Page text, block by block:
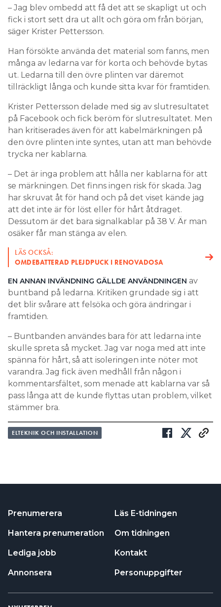
– Jag blev ombedd att få det att se skapligt ut och
fick i stort sett dra ut allt och göra om från början,
säger Krister Pettersson.
Han försökte använda det material som fanns, men
många av ledarna var för korta och behövde bytas
ut. Ledarna till den övre plinten var däremot
tillräckligt långa och kunde sitta kvar för framtiden.
Krister Pettersson delade med sig av slutresultatet
på Facebook och fick beröm för slutresultatet. Men
han kritiserades även för att kabelmärkningen på
den övre plinten inte syntes, utan att man behövde
trycka ner kablarna.
– Det är inga problem att hålla ner kablarna för att
se märkningen. Det finns ingen risk för skada. Jag
har skruvat åt för hand och på det viset kände jag
att det inte är för löst eller för hårt åtdraget.
Dessutom är det bara signalkablar på 38 V. Är man
osäker får man stänga av elen.
LÄS OCKSÅ:
OMDEBATTERAD PLEJDPUCK I RENOVADOSA
EN ANNAN INVÄNDNING GÄLLDE ANVÄNDNINGEN av
buntband på ledarna. Kritiken grundade sig i att
det blir svårare att felsöka och göra ändringar i
framtiden.
– Buntbanden användes bara för att ledarna inte
skulle spreta så mycket. Jag var noga med att inte
spänna för hårt, så att isoleringen inte nöter mot
varandra. Jag fick även medhåll från någon i
kommentarsfältet, som menade att kablarna var så
pass långa att de kunde flyttas utan problem, vilket
stämmer bra.
ELTEKNIK OCH INSTALLATION
Prenumerera
Hantera prenumeration
Lediga jobb
Annonsera
Läs E-tidningen
Om tidningen
Kontakt
Personuppgifter